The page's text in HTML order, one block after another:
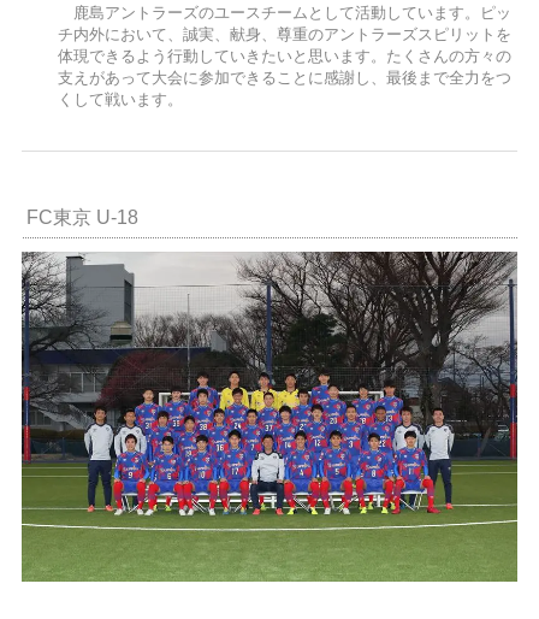
鹿島アントラーズのユースチームとして活動しています。ピッ
チ内外において、誠実、献身、尊重のアントラーズスピリットを
体現できるよう行動していきたいと思います。たくさんの方々の
支えがあって大会に参加できることに感謝し、最後まで全力をつ
くして戦います。
FC東京 U-18